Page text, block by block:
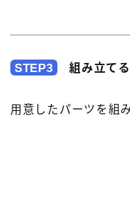
STEP3 組み立てる
用意したパーツを組